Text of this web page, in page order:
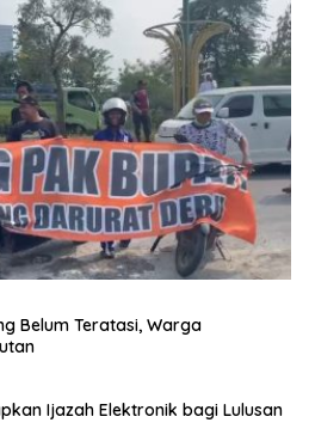
Belum Teratasi, Warga
Ijazah Elektronik bagi Lulusan